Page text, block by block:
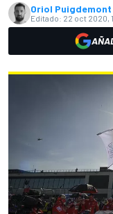
Oriol Puigdemont
Editado: 22 oct 2020,